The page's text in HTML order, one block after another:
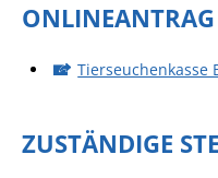
Tierseuchenkasse
ZUSTÄNDIGE